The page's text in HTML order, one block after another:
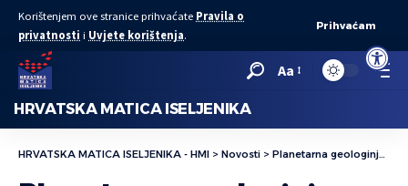
Open
Korištenjem ove stranice prihvaćate Pravila o
privatnosti i Uvjete korištenja.
Prihvaćam
Aa
HRVATSKA MATICA ISELJENIKA
HRVATSKA MATICA ISELJENIKA - HMI > Novosti > Planetarna geologinja Sarah M. Milkovich